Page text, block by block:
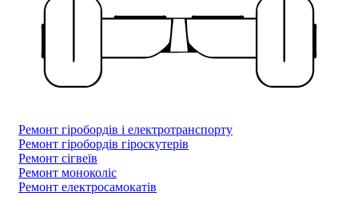
Ремонт гіробордів і електротранспорту
Ремонт гіробордів гіроскутерів
Ремонт сігвеїв
Ремонт моноколіс
Ремонт електросамокатів